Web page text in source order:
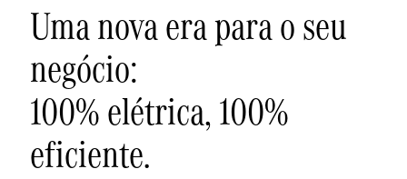
Uma nova era para o seu
negócio:
100% elétrica, 100%
eficiente.